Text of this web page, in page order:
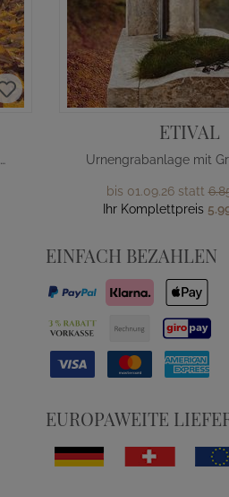
Moderne Granit Urnengrab Liegeplatte
ETIVAL
bis 01.09.26 statt
Ihr Komplettpreis
EINFACH BEZAHLEN
EUROPAWEITE